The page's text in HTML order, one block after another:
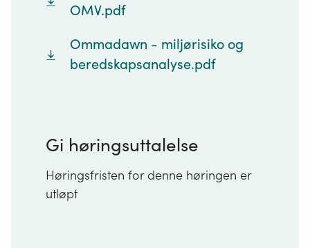
OMV.pdf
Ommadawn - miljørisiko og
beredskapsanalyse.pdf
Gi høringsuttalelse
Høringsfristen for denne høringen er
utløpt